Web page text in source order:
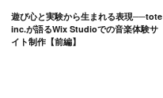
遊び心と実験から生まれる表現──tote
inc.が語るWix Studioでの音楽体験サ
イト制作【前編】